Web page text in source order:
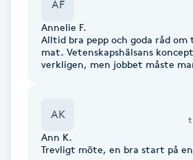
Fransrengöring
AF
Annelie F.
Alltid bra pepp och goda råd om
mat. Vetenskapshälsans
verkligen, men jobbet måste
AK
Ann K.
Trevligt möte, en bra start på